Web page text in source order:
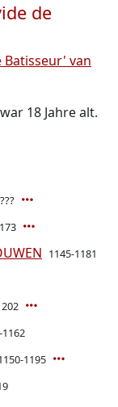
de
Batisseur' van
18 Jahre alt.
1145-1181
1162
1195